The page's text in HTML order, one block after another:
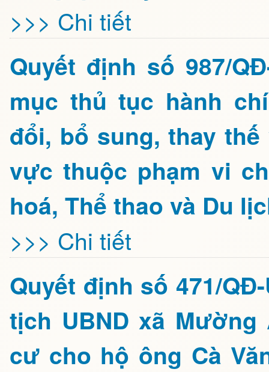
>>> Chi tiết
Quyết định số 987/
mục thủ tục hành
đổi, bổ sung, thay
vực thuộc phạm vi
hoá, Thể thao và Du
>>> Chi tiết
Quyết định số 471/
tịch UBND xã
cư cho hộ ông Cà